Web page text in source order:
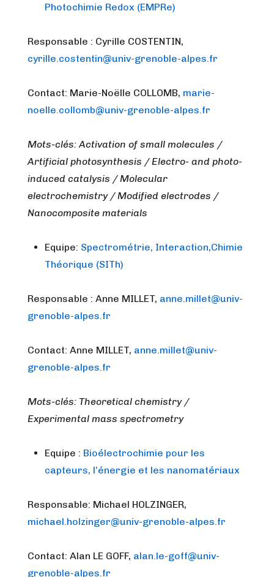
Photochimie Redox (EMPRe)
Responsable : Cyrille COSTENTIN,
cyrille.costentin@univ-grenoble-alpes.fr
Contact: Marie-Noëlle COLLOMB, marie-
noelle.collomb@univ-grenoble-alpes.fr
Mots-clés: Activation of small molecules /
Artificial photosynthesis / Electro- and photo-
induced catalysis / Molecular
electrochemistry / Modified electrodes /
Nanocomposite materials
Equipe: Spectrométrie, Interaction,Chimie
Théorique (SITh)
Responsable : Anne MILLET, anne.millet@univ-
grenoble-alpes.fr
Contact: Anne MILLET, anne.millet@univ-
grenoble-alpes.fr
Mots-clés: Theoretical chemistry /
Experimental mass spectrometry
Equipe : Bioélectrochimie pour les
capteurs, l’énergie et les nanomatériaux
Responsable: Michael HOLZINGER,
michael.holzinger@univ-grenoble-alpes.fr
Contact: Alan LE GOFF, alan.le-goff@univ-
grenoble-alpes.fr